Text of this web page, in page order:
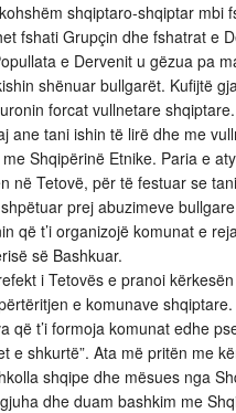
shqiptaro-shqiptar mbi
fshati Grupçin dhe fshatrat e
e Dervenit u gëzua pa
shënuar bullgarët. Kufijtë
forcat vullnetare shqiptare.
ane tani ishin të lirë dhe me
Shqipërinë Etnike. Paria e
në Tetovë, për të festuar se
prej abuzimeve
që t’i organizojë komunat e
së Bashkuar.
i Tetovës e pranoi
e komunave shqiptare.
që t’i formoja komunat edhe
e shkurtë”. Ata më pritën me
shqipe dhe mësues nga
dhe duam bashkim me